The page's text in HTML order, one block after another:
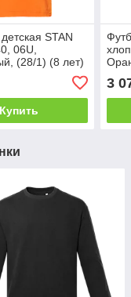
STAN
06U,
(28/1) (8 лет)
Купить
3